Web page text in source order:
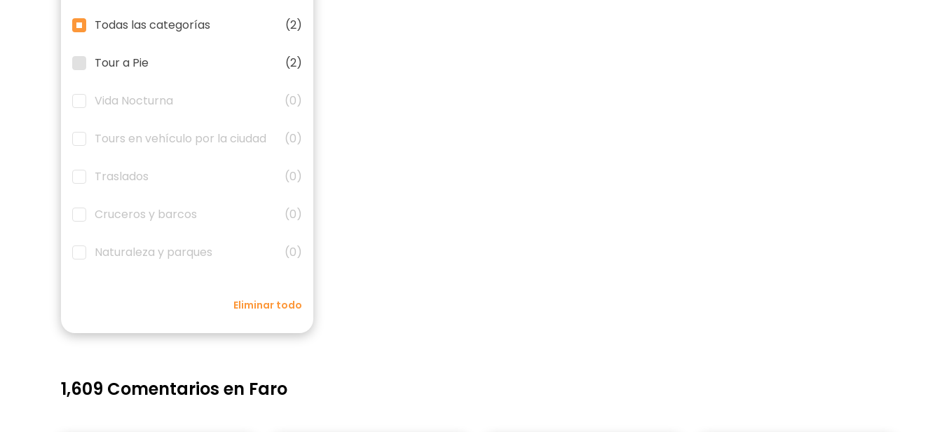
Todas las categorías (2)
Tour a Pie (2)
Vida Nocturna (0)
Tours en vehículo por la ciudad (0)
Traslados (0)
Cruceros y barcos (0)
Naturaleza y parques (0)
Eliminar todo
1,609 Comentarios en Faro